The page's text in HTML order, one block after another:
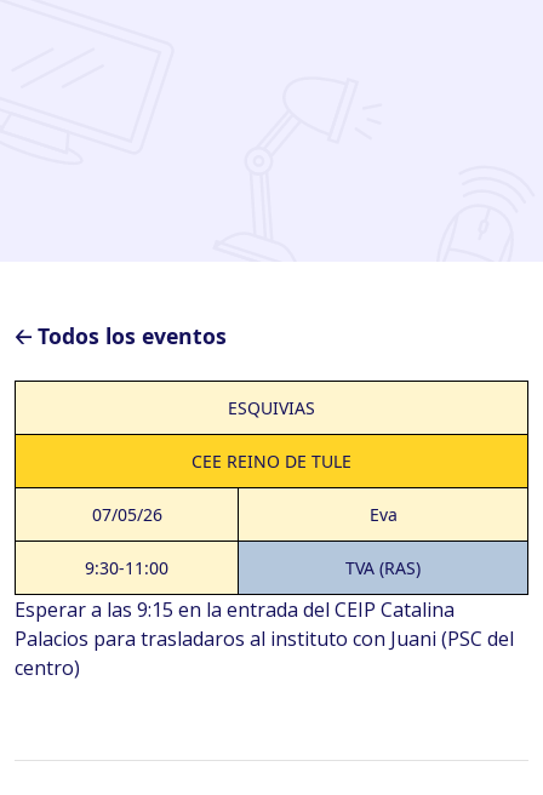
🡠 Todos los eventos
ESQUIVIAS
CEE REINO DE TULE
07/05/26 Eva
9:30-11:00 TVA (RAS)
Esperar a las 9:15 en la entrada del CEIP Catalina
Palacios para trasladaros al instituto con Juani (PSC del
centro)